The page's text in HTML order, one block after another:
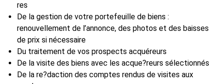
res
De la gestion de votre portefeuille de biens :
renouvellement de l’annonce, des photos et des baisses
de prix si nécessaire
Du traitement de vos prospects acquéreurs
De la visite des biens avec les acque?reurs sélectionnés
De la re?daction des comptes rendus de visites aux